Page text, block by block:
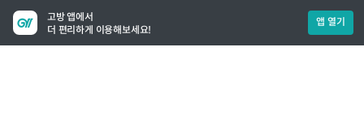
고방 앱에서
더 편리하게 이용해보세요!
앱 열기